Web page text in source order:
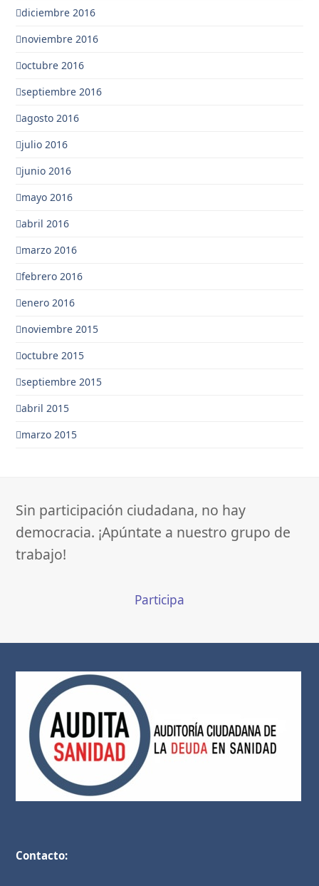
diciembre 2016
noviembre 2016
octubre 2016
septiembre 2016
agosto 2016
julio 2016
junio 2016
mayo 2016
abril 2016
marzo 2016
febrero 2016
enero 2016
noviembre 2015
octubre 2015
septiembre 2015
abril 2015
marzo 2015
Sin participación ciudadana, no hay
democracia. ¡Apúntate a nuestro grupo de
trabajo!
Participa
Contacto: